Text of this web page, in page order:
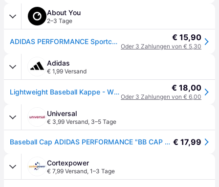
About You
2–3 Tage
ADIDAS PERFORMANCE Sportcap 'Essentials' weiß € 15,90
Oder 3 Zahlungen von € 5,30
Adidas
€ 1,99 Versand
Lightweight Baseball Kappe - White - XS/S € 18,00
Oder 3 Zahlungen von € 6,00
Universal
€ 3,99 Versand, 3–5 Tage
Baseball Cap ADIDAS PERFORMANCE "BB CAP LT MET", weiß, Obermaterial: 100% Polyester, Caps Baseball Cap, für Erwachsene geeignet € 17,99
Cortexpower
€ 7,99 Versand, 1–3 Tage